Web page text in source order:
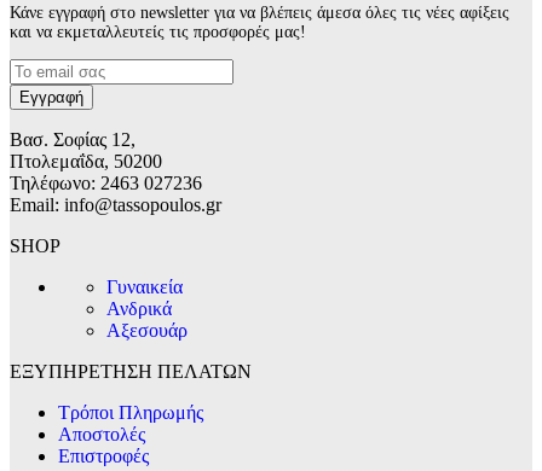
Κάνε εγγραφή στο newsletter για να βλέπεις άμεσα όλες τις νέες αφίξεις
και να εκμεταλλευτείς τις προσφορές μας!
Βασ. Σοφίας 12,
Πτολεμαΐδα, 50200
Τηλέφωνο: 2463 027236
Email: info@tassopoulos.gr
SHOP
Γυναικεία
Ανδρικά
Αξεσουάρ
ΕΞΥΠΗΡΕΤΗΣΗ ΠΕΛΑΤΩΝ
Τρόποι Πληρωμής
Αποστολές
Επιστροφές